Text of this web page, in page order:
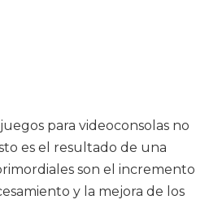
para videoconsolas no
es el resultado de una
son el incremento
y la mejora de los